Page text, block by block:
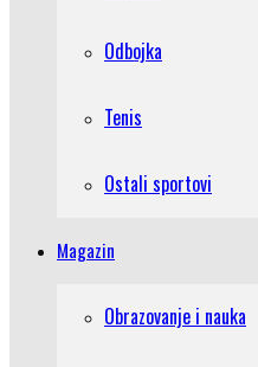
Odbojka
Tenis
Ostali sportovi
Magazin
Obrazovanje i nauka